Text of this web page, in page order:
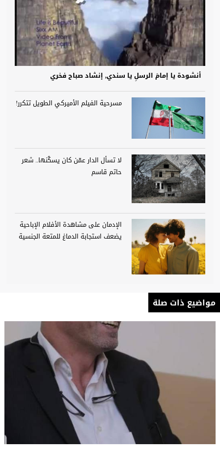
أنشودة يا إمامَ الرسلِ يا سندي, إنشاد صباح فخري
مسرحية الفيلم الأميركي الطويل تتكرر!
لا تسأل الدار عمّن كان يسكُنها.. شعر
حاتم قاسم
الإدمان على مشاهدة الأفلام الإباحية
يضعف استجابة الدماغ للمتعة الجنسية
مواضيع ذات صلة